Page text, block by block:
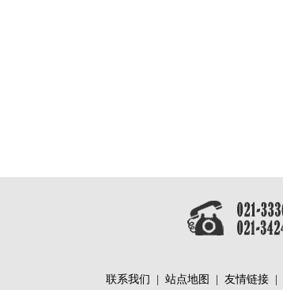
联系我们 站点地图 友情链接